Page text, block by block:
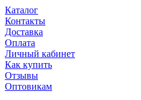
Каталог
Контакты
Доставка
Оплата
Личный кабинет
Как купить
Отзывы
Оптовикам